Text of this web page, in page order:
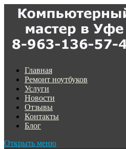
Главная
Ремонт ноутбуков
Услуги
Новости
Отзывы
Контакты
Блог
Открыть меню